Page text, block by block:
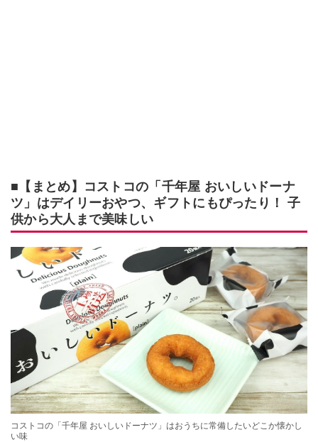
■【まとめ】コストコの「千年屋 おいしいドーナ
ツ」はデイリーおやつ、ギフトにもぴったり！ 子
供から大人まで美味しい
コストコの「千年屋 おいしいドーナツ」はおうちに常備したいどこか懐かし
い味